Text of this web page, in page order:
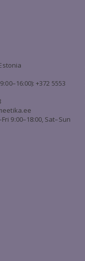
+372 5553
9:00–18:00, Sat–Sun